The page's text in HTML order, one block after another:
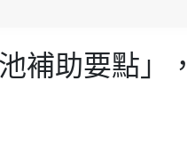
補助要點」